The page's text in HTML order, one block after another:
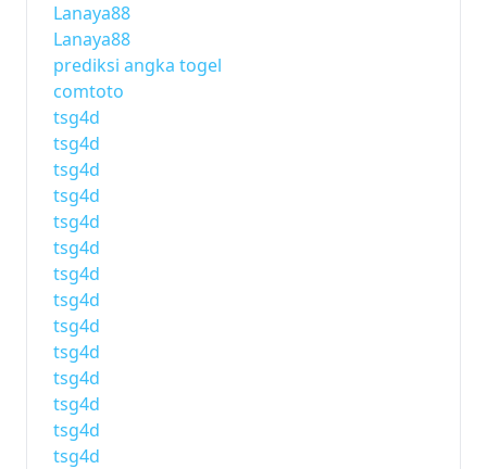
Lanaya88
Lanaya88
prediksi angka togel
comtoto
tsg4d
tsg4d
tsg4d
tsg4d
tsg4d
tsg4d
tsg4d
tsg4d
tsg4d
tsg4d
tsg4d
tsg4d
tsg4d
tsg4d